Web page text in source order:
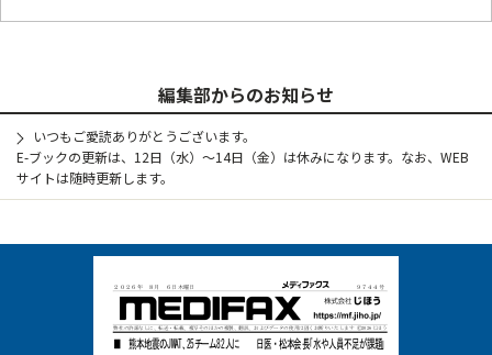
編集部からのお知らせ
いつもご愛読ありがとうございます。
E-ブックの更新は、12日（水）～14日（金）は休みになります。なお、WEB
サイトは随時更新します。